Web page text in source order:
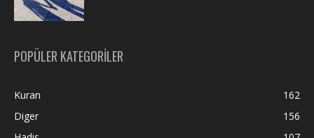
POPÜLER KATEGORİLER
Kuran
162
Diger
156